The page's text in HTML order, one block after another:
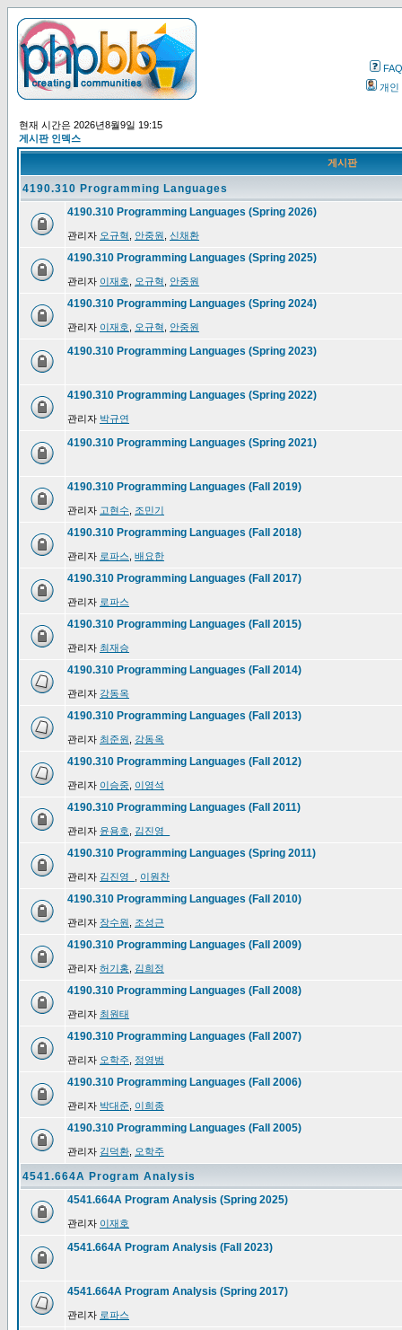
FAQ
개인
현재 시간은 2026년8월9일 19:15
게시판 인덱스
게시판
4190.310 Programming Languages
4190.310 Programming Languages (Spring 2026)
관리자 오규혁 안중원 신채환
4190.310 Programming Languages (Spring 2025)
관리자 이재호 오규혁 안중원
4190.310 Programming Languages (Spring 2024)
관리자 이재호 오규혁 안중원
4190.310 Programming Languages (Spring 2023)
4190.310 Programming Languages (Spring 2022)
관리자 박규연
4190.310 Programming Languages (Spring 2021)
4190.310 Programming Languages (Fall 2019)
관리자 고현수 조민기
4190.310 Programming Languages (Fall 2018)
관리자 로파스 배요한
4190.310 Programming Languages (Fall 2017)
관리자 로파스
4190.310 Programming Languages (Fall 2015)
관리자 최재승
4190.310 Programming Languages (Fall 2014)
관리자 강동옥
4190.310 Programming Languages (Fall 2013)
관리자 최준원 강동옥
4190.310 Programming Languages (Fall 2012)
관리자 이승중 이영석
4190.310 Programming Languages (Fall 2011)
관리자 윤용호 김진영_
4190.310 Programming Languages (Spring 2011)
관리자 김진영_ 이원찬
4190.310 Programming Languages (Fall 2010)
관리자 장수원 조성근
4190.310 Programming Languages (Fall 2009)
관리자 허기홍 김희정
4190.310 Programming Languages (Fall 2008)
관리자 최원태
4190.310 Programming Languages (Fall 2007)
관리자 오학주 정영범
4190.310 Programming Languages (Fall 2006)
관리자 박대준 이희종
4190.310 Programming Languages (Fall 2005)
관리자 김덕환 오학주
4541.664A Program Analysis
4541.664A Program Analysis (Spring 2025)
관리자 이재호
4541.664A Program Analysis (Fall 2023)
4541.664A Program Analysis (Spring 2017)
관리자 로파스